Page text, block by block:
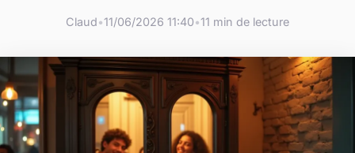
Claud•11/06/2026 11:40•11 min de lecture